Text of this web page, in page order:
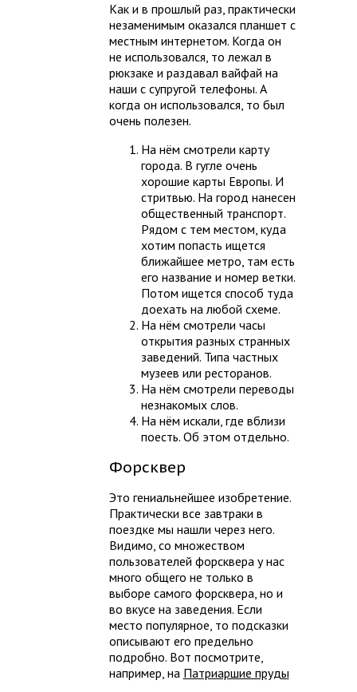
Как и в прошлый раз, практически
незаменимым оказался планшет с
местным интернетом. Когда он
не использовался, то лежал в
рюкзаке и раздавал вайфай на
наши с супругой телефоны. А
когда он использовался, то был
очень полезен.
На нём смотрели карту
города. В гугле очень
хорошие карты Европы. И
стритвью. На город нанесен
общественный транспорт.
Рядом с тем местом, куда
хотим попасть ищется
ближайшее метро, там есть
его название и номер ветки.
Потом ищется способ туда
доехать на любой схеме.
На нём смотрели часы
открытия разных странных
заведений. Типа частных
музеев или ресторанов.
На нём смотрели переводы
незнакомых слов.
На нём искали, где вблизи
поесть. Об этом отдельно.
Форсквер
Это гениальнейшее изобретение.
Практически все завтраки в
поездке мы нашли через него.
Видимо, со множеством
пользователей форсквера у нас
много общего не только в
выборе самого форсквера, но и
во вкусе на заведения. Если
место популярное, то подсказки
описывают его предельно
подробно. Вот посмотрите,
например, на Патриаршие пруды